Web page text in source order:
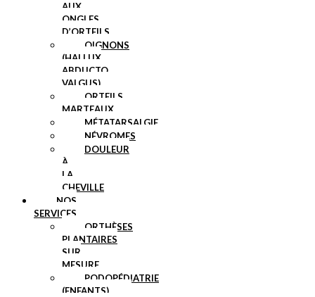
AUX
ONGLES
D’ORTEILS
OIGNONS
(HALLUX
ABDUCTO
VALGUS)
ORTEILS
MARTEAUX
MÉTATARSALGIE
NÉVROMES
DOULEUR
À
LA
CHEVILLE
NOS
SERVICES
ORTHÈSES
PLANTAIRES
SUR
MESURE
PODOPÉDIATRIE
(ENFANTS)